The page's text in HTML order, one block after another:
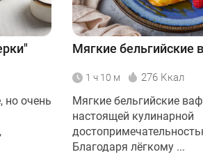
но очень
Мягкие бельгийские
1 ч 10 м 276 Ккал
Мягкие бельгийские
настоящей кулинарной
Благодаря лёгкому ...